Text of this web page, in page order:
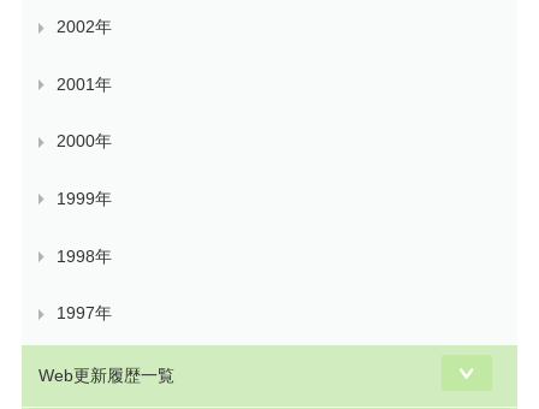
2002年
2001年
2000年
1999年
1998年
1997年
Web更新履歴一覧